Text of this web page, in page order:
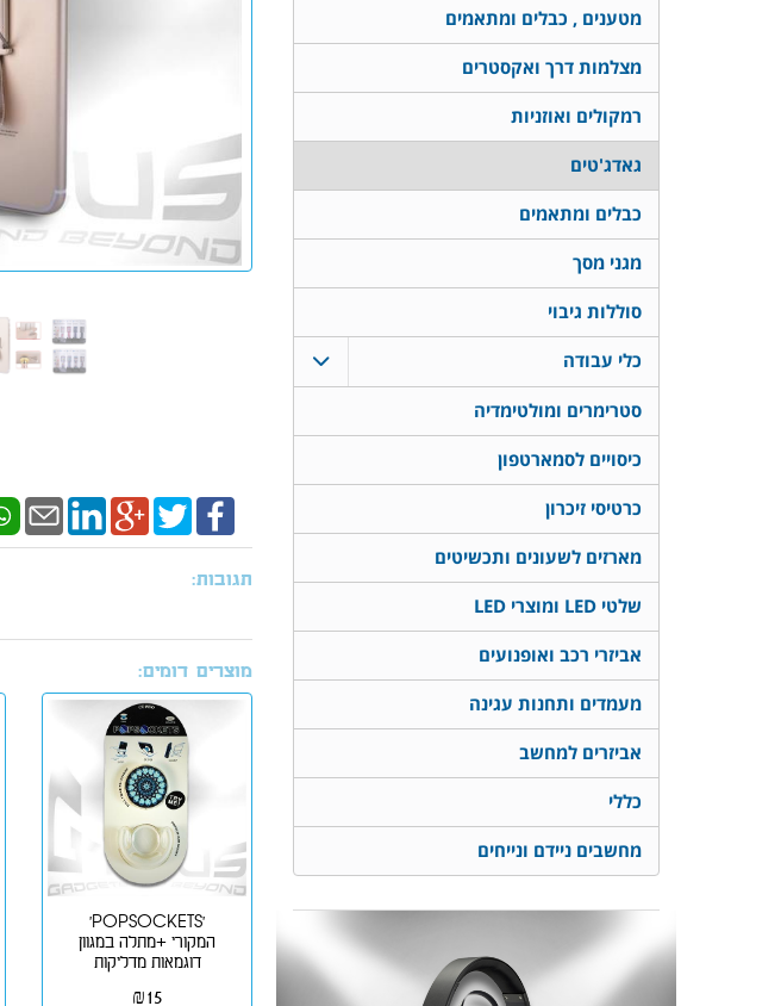
תגובות:
מוצרים דומים:
'POPSOCKETS'
המקורי +מתלה במגוון
דוגמאות מדליקות
₪15
מטענים , כבלים ומתאמים
מצלמות דרך ואקסטרים
רמקולים ואוזניות
גאדג'טים
כבלים ומתאמים
מגני מסך
סוללות גיבוי
כלי עבודה
סטרימרים ומולטימדיה
כיסויים לסמארטפון
כרטיסי זיכרון
מארזים לשעונים ותכשיטים
שלטי LED ומוצרי LED
אביזרי רכב ואופנועים
מעמדים ותחנות עגינה
אביזרים למחשב
כללי
מחשבים ניידם ונייחים